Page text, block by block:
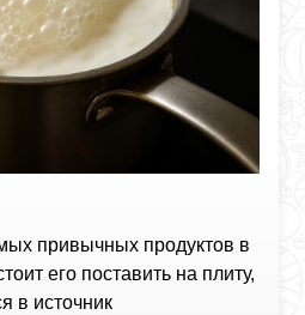
привычных продуктов в
его поставить на плиту,
в источник